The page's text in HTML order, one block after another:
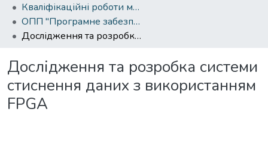
Кваліфікаційні роботи магістрів
ОПП "Програмне забезпечення інформаційних систем"
Дослідження та розробка системи стиснення даних з використанням FPGA
Дослідження та розробка системи
стиснення даних з використанням
FPGA